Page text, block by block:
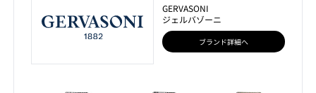
GERVASONI
ジェルバゾーニ
ブランド詳細へ